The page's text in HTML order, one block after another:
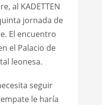
al KADETTEN
jornada de
El encuentro
el Palacio de
leonesa.
seguir
le haría